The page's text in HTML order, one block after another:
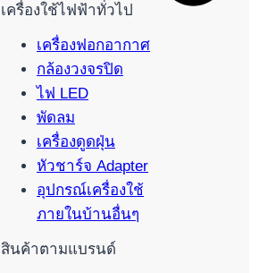
เครื่องใช้ไฟฟ้าทั่วไป
เครื่องฟอกอากาศ
กล้องวงจรปิด
ไฟ LED
พัดลม
เครื่องดูดฝุ่น
หัวชาร์จ Adapter
อุปกรณ์เครื่องใช้
ภายในบ้านอื่นๆ
สินค้าตามแบรนด์